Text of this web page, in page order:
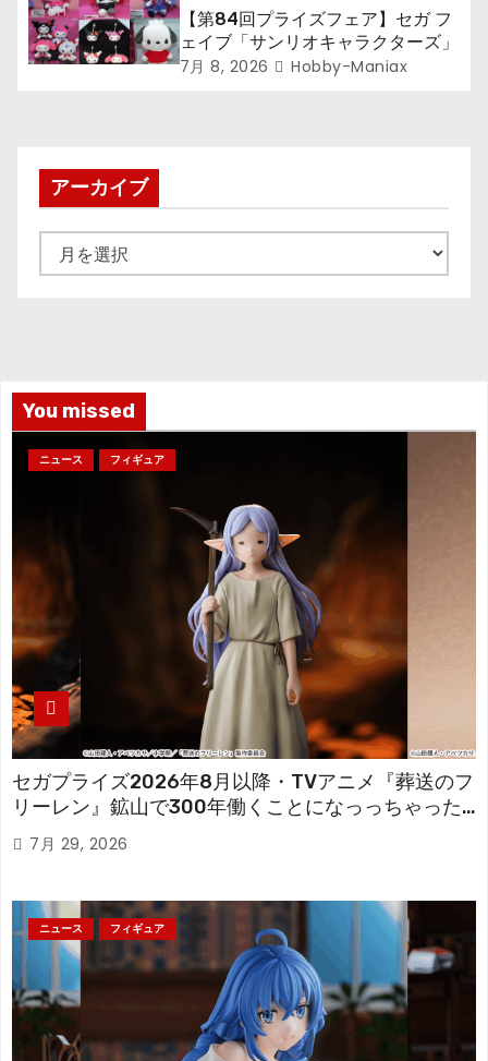
【第84回プライズフェア】セガ フ
ェイブ「サンリオキャラクターズ」
7月 8, 2026 Hobby-Maniax
アーカイブ
ー
You missed
ニュース フィギュア
セガプライズ2026年8月以降・TVアニメ『葬送のフ
リーレン』鉱山で300年働くことになっっちゃった
「フリーレン」を立体化！
7月 29, 2026
ニュース フィギュア